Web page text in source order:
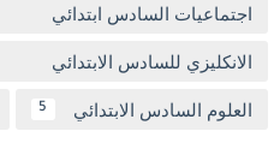
اجتماعيات السادس ابتدائي
الانكليزي للسادس الابتدائي
العلوم السادس الابتدائي 5